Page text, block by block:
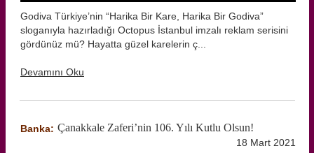
Godiva Türkiye’nin “Harika Bir Kare, Harika Bir Godiva”
sloganıyla hazırladığı Octopus İstanbul imzalı reklam serisini
gördünüz mü? Hayatta güzel karelerin ç...
Devamını Oku
Banka: Çanakkale Zaferi’nin 106. Yılı Kutlu Olsun!
18 Mart 2021